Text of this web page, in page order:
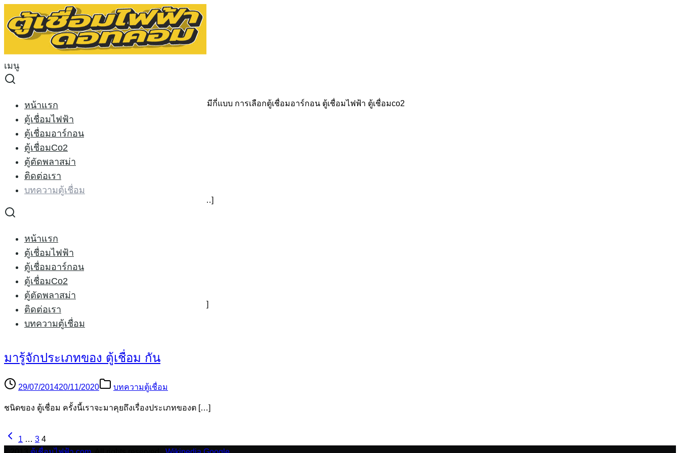
to
content
เมนู
หน้าแรก
ตู้เชื่อมไฟฟ้า
ตู้เชื่อมอาร์กอน
ตู้เชื่อมCo2
ตู้ตัดพลาสม่า
ติดต่อเรา
บทความตู้เชื่อม
หน้าแรก
ตู้เชื่อมไฟฟ้า
ตู้เชื่อมอาร์กอน
ตู้เชื่อมCo2
ตู้ตัดพลาสม่า
ติดต่อเรา
บทความตู้เชื่อม
Search
for:
บทความตู้เชื่อม
บทความตู้เชื่อม
บทความตู้เชื่อม ตู้เชื่อมแบบไหนดี ตู้เชื่อมยี่ห้อไหนดี ตู้เชื่อมมีกี่แบบ การเลือกตู้เชื่อมอาร์กอน ตู้เชื่อมไฟฟ้า ตู้เชื่อมco2
การบำรุง ตู้เชื่อม 2
01/08/201425/05/2015
การบำรุงรักษา ตู้เชื่อมไฟฟ้า 2(ต่อ) เรามาพูดถึงการบำรุง […]
การบำรุงตู้เชื่อม
31/07/201425/05/2015
การบำรุง ตู้เชื่อม 1 การเลือก ตู้เชื่อม และการดูแลรักษา […]
มารู้จักประเภทของ ตู้เชื่อม กัน
29/07/201420/11/2020 บทความตู้เชื่อม
ชนิดของ ตู้เชื่อม ครั้งนี้เราจะมาคุยถึงเรื่องประเภทของต […]
1 … 3 4